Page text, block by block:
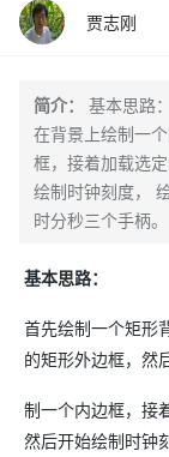
贾志刚
简介：
基本思路
在背景上绘制一
框，接着加载选
绘制时钟刻度，
时分秒三个手柄。
基本思路：
首先绘制一个矩形
的矩形外边框，然
制一个内边框，接
然后开始绘制时钟